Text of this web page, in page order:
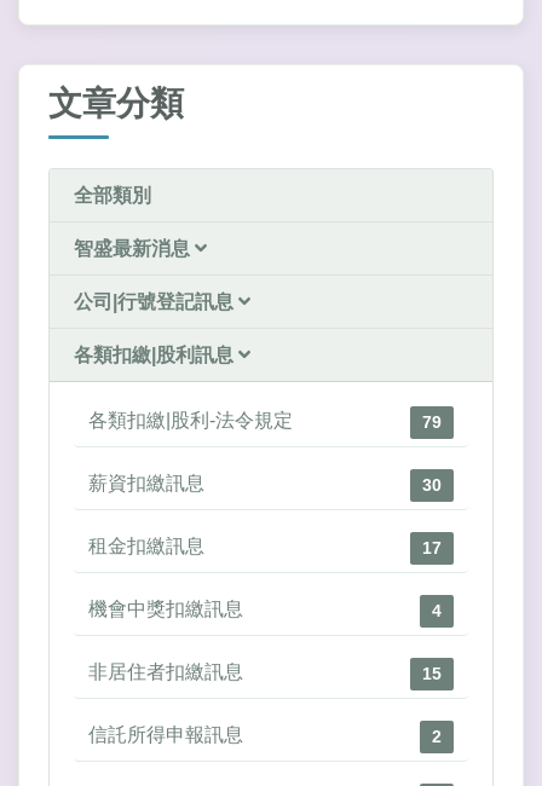
文章分類
全部類別
智盛最新消息
公司|行號登記訊息
各類扣繳|股利訊息
各類扣繳|股利-法令規定 79
薪資扣繳訊息 30
租金扣繳訊息 17
機會中獎扣繳訊息 4
非居住者扣繳訊息 15
信託所得申報訊息 2